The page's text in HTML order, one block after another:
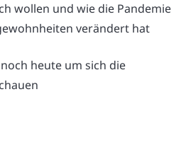
wollen und wie die Pandemie
verändert hat
heute um sich die